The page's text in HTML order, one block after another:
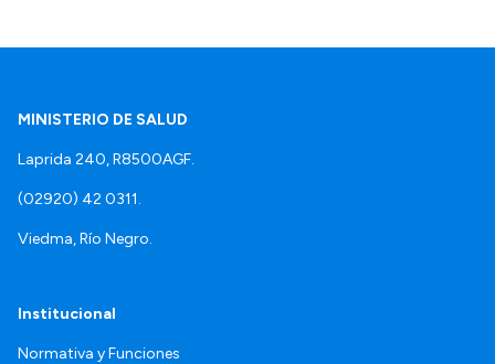
MINISTERIO DE SALUD
Laprida 240, R8500AGF.
(02920) 42 0311.
Viedma, Río Negro.
Institucional
Normativa y Funciones